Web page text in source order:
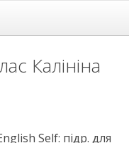
Калініна
Self: підр. для